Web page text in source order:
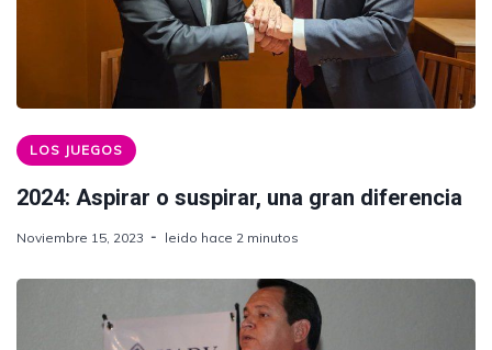
LOS JUEGOS
2024: Aspirar o suspirar, una gran diferencia
Noviembre 15, 2023 leido hace 2 minutos